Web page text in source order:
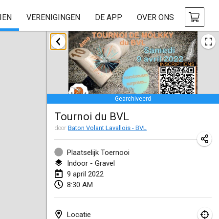
VERENIGINGEN DE APP OVER ONS
Gearchiveerd
Tournoi du BVL
door Baton Volant Lavallois - BVL
Plaatselijk Toernooi
Indoor - Gravel
9 april 2022
8:30 AM
Locatie
januari 2022
GEANNULEERD
Tournoi Mixte ASPTTOM
22 jan. 2022|Frankrijk
KKS Halli Duppeli
22 jan. 2022| Finland
Mölkky Tournament - Doubles
22 jan. 2022|Japan
Suomelan Mölkky-open
22 jan. 2022